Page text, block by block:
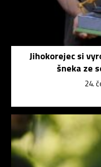
Jihokorejec si
šneka ze
24.